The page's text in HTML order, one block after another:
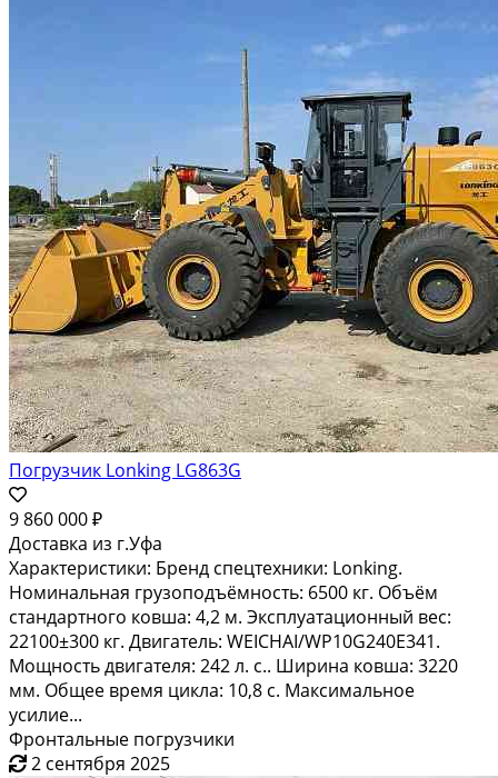
Погрузчик Lonking LG863G
9 860 000 ₽
Доставка из г.Уфа
Характеристики: Бренд спецтехники: Lonking.
Номинальная грузоподъёмность: 6500 кг. Объём
стандартного ковша: 4,2 м. Эксплуатационный вес:
22100±300 кг. Двигатель: WEICHAI/WP10G240E341.
Мощность двигателя: 242 л. с.. Ширина ковша: 3220
мм. Общее время цикла: 10,8 с. Максимальное
усилие...
Фронтальные погрузчики
2 сентября 2025